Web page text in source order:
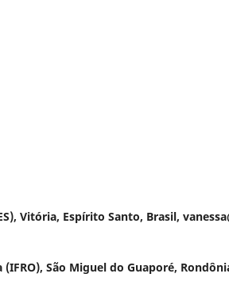
Vitória, Espírito Santo, Brasil,
São Miguel do Guaporé,